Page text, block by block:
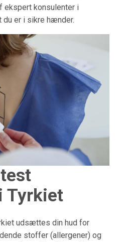
ekspert konsulenter i
du er i sikre hænder.
Tyrkiet
udsættes din hud for
stoffer (allergener) og